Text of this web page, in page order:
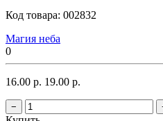
Код товара: 002832
Магия неба
0
16.00 р. 19.00 р.
−